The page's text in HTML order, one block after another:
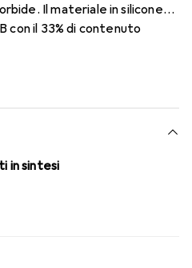
Il materiale in silicone
con il 33% di contenuto
caratteristiche di
mensili.
in sintesi